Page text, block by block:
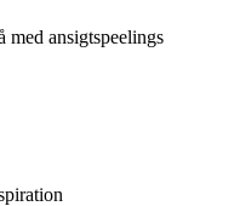
med ansigtspeelings